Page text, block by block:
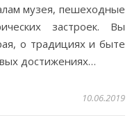
музея, пешеходные
застроек. Вы
о традициях и быте
достижениях…
10.06.2019